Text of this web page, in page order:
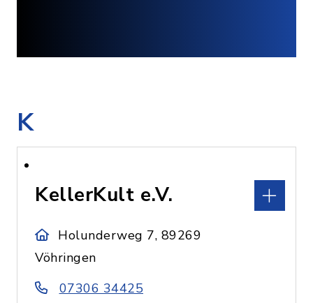
K
KellerKult e.V.
Holunderweg 7, 89269
Vöhringen
07306 34425